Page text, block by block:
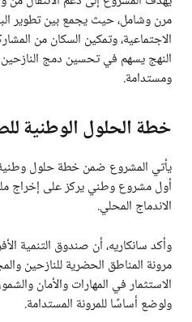
مرن وشامل، حيث يجمع بين تطوير
الاجتماعية، وتمكين السكان من
النهج يسهم في تحسين دمج
ومستدامة.
خطة الحلول الوطنية للصومال
أول مشروع وطني يركز على إخراج
الاندماج المحلي.
مرونة المناطق الحضرية للنازحين
الاستثمار في المهارات والأمان
ولوضع أساسًا للمرونة المستدامة.